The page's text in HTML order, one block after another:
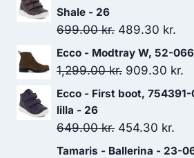
Shale - 26
699.00kr. Den
oprindelige
pris
699.00 kr..
489.30 kr.
pris
Ecco - Modtray W, 52-
1,299.00kr. Den
oprindelige
var:
1,299.00 kr..
909.30 kr.
Ecco - First boot,
lilla - 26
649.00kr. Den
oprindelige
454.30 kr.
Tamaris - Ballerina - 23-